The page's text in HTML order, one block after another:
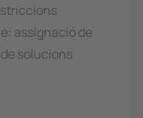
assignació de
solucions